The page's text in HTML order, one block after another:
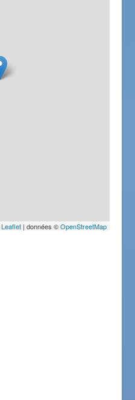
Leaflet| données ©OpenStreetMap